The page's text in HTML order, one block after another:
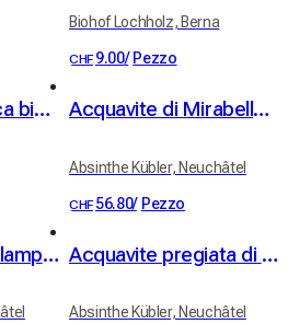
Biohof Lochholz, Berna
CHF 9.00/ Pezzo
Mix di frutta secca biologico 100 g Acquavite di Mirabelle Kübler 41% vol. 50cl
Absinthe Kübler, Neuchâtel
CHF 56.80/ Pezzo
Acquavite fine di lamponi Kübler 41% vol. 50cl Acquavite pregiata di albicocche Royal Luizet Kübler 42% vol. 50cl
Absinthe Kübler, Neuchâtel